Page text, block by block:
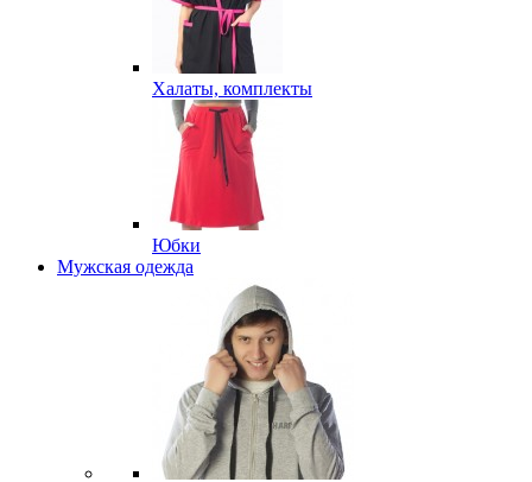
Халаты, комплекты
Юбки
Мужская одежда